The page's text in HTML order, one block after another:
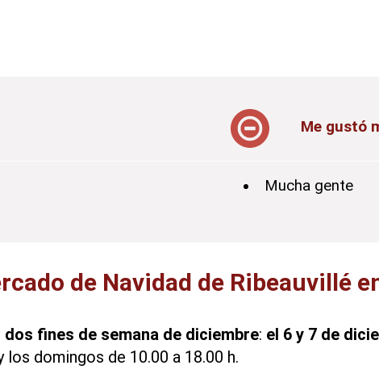
Me gustó
Mucha gente
de Navidad de Ribeauvillé
dos fines de semana de diciembre: el 6 y 7 de
domingos de 10.00 a 18.00 h.